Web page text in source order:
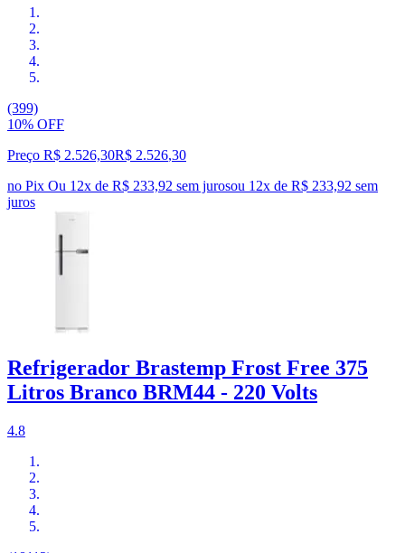
(399)
10% OFF
Preço R$ 2.526,30R$ 2.526,30
no Pix Ou 12x de R$ 233,92 sem jurosou 12x de R$ 233,92 sem
juros
Refrigerador Brastemp Frost Free 375
Litros Branco BRM44 - 220 Volts
4.8